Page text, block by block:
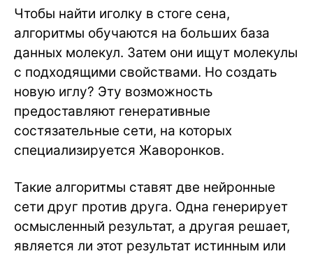
Чтобы найти иголку в стоге сена,
алгоритмы обучаются на больших база
данных молекул. Затем они ищут молекулы
с подходящими свойствами. Но создать
новую иглу? Эту возможность
предоставляют генеративные
состязательные сети, на которых
специализируется Жаворонков.
Такие алгоритмы ставят две нейронные
сети друг против друга. Одна генерирует
осмысленный результат, а другая решает,
является ли этот результат истинным или